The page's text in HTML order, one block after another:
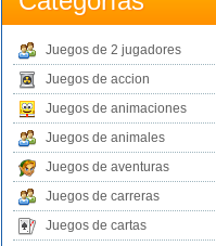
Juegos de 2 jugadores
Juegos de accion
Juegos de animaciones
Juegos de animales
Juegos de aventuras
Juegos de carreras
Juegos de cartas